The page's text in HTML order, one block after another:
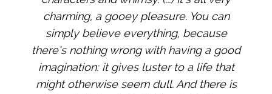
charming, a gooey pleasure. You can
simply believe everything, because
there’s nothing wrong with having a good
imagination: it gives luster to a life that
might otherwise seem dull. And there is